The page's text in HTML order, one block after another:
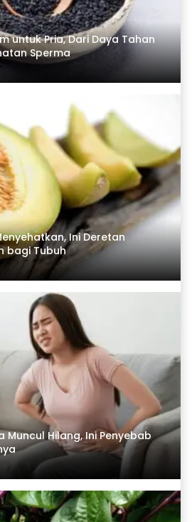
untuk Pria, Dari Daya Tahan
Sperma
Ini Deretan
bagi Tubuh
Muncul Hilang, Ini Penyebab